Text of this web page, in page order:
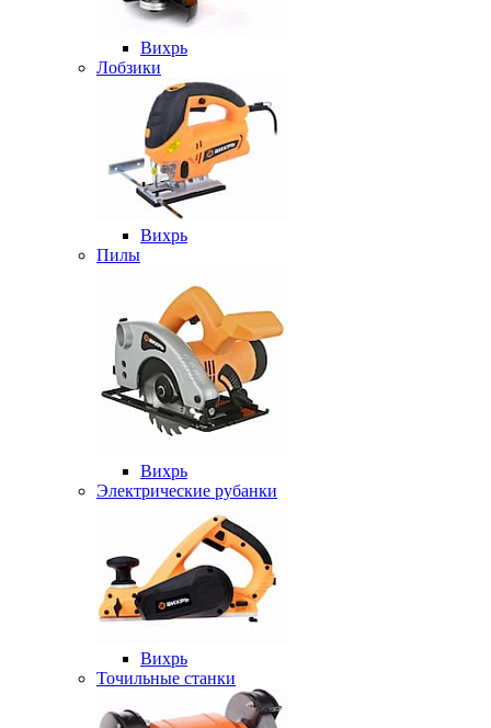
Вихрь
Лобзики
Вихрь
Пилы
Вихрь
Электрические рубанки
Вихрь
Точильные станки